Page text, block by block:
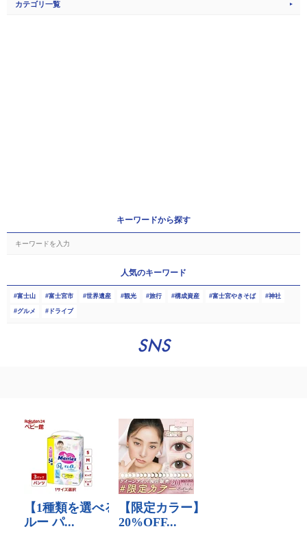
カテゴリ一覧
キーワードから探す
人気のキーワード
富士山 富士宮市 世界遺産 観光 旅行 構成資産 富士宮やきそば 神社
グルメ ドライブ
SNS